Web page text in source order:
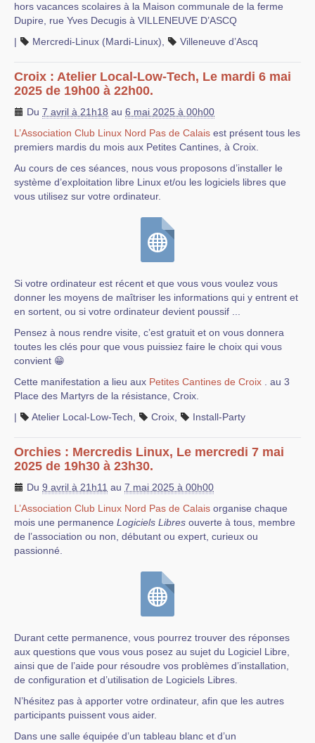
hors vacances scolaires à la Maison communale de la ferme
Dupire, rue Yves Decugis à VILLENEUVE D’ASCQ
|
Mercredi-Linux (Mardi-Linux) Villeneuve d’Ascq
Croix : Atelier Local-Low-Tech, Le mardi 6 mai
2025 de 19h00 à 22h00.
Du 7 avril à 21h18 au 6 mai 2025 à 00h00
L’Association Club Linux Nord Pas de Calais est présent tous les
premiers mardis du mois aux Petites Cantines, à Croix.
Au cours de ces séances, nous vous proposons d’installer le
système d’exploitation libre Linux et/ou les logiciels libres que
vous utilisez sur votre ordinateur.
Si votre ordinateur est récent et que vous vous voulez vous
donner les moyens de maîtriser les informations qui y entrent et
en sortent, ou si votre ordinateur devient poussif ...
Pensez à nous rendre visite, c’est gratuit et on vous donnera
toutes les clés pour que vous puissiez faire le choix qui vous
convient 😁
Cette manifestation a lieu aux Petites Cantines de Croix . au 3
Place des Martyrs de la résistance, Croix.
|
Atelier Local-Low-Tech Croix Install-Party
Orchies : Mercredis Linux, Le mercredi 7 mai
2025 de 19h30 à 23h30.
Du 9 avril à 21h11 au 7 mai 2025 à 00h00
L’Association Club Linux Nord Pas de Calais organise chaque
mois une permanence Logiciels Libres ouverte à tous, membre
de l’association ou non, débutant ou expert, curieux ou
passionné.
Durant cette permanence, vous pourrez trouver des réponses
aux questions que vous vous posez au sujet du Logiciel Libre,
ainsi que de l’aide pour résoudre vos problèmes d’installation,
de configuration et d’utilisation de Logiciels Libres.
N’hésitez pas à apporter votre ordinateur, afin que les autres
participants puissent vous aider.
Dans une salle équipée d’un tableau blanc et d’un